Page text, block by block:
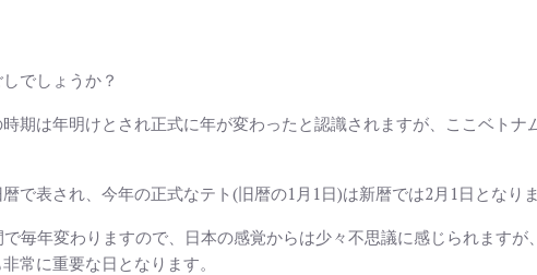
でしょうか？
期は年明けとされ正式に年が変わったと認識されますが、ここベト
で表され、今年の正式なテト(旧暦の1月1日)は新暦では2月1日となり
毎年変わりますので、日本の感覚からは少々不思議に感じられます
常に重要な日となります。